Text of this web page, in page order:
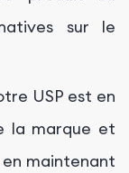
sur le
USP est en
la marque et
maintenant